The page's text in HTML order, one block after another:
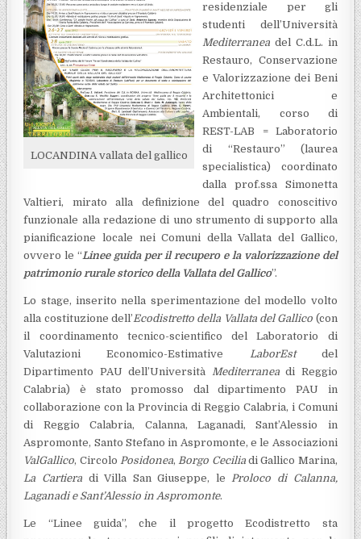
LOCANDINA vallata del gallico
residenziale per gli
studenti dell’Università
Mediterranea del C.d.L. in
Restauro, Conservazione
e Valorizzazione dei Beni
Architettonici e
Ambientali, corso di
REST-LAB = Laboratorio
di “Restauro” (laurea
specialistica) coordinato
dalla prof.ssa Simonetta
Valtieri, mirato alla definizione del quadro conoscitivo
funzionale alla redazione di uno strumento di supporto alla
pianificazione locale nei Comuni della Vallata del Gallico,
ovvero le “Linee guida per il recupero e la valorizzazione del
patrimonio rurale storico della Vallata del Gallico”.
Lo stage, inserito nella sperimentazione del modello volto
alla costituzione dell’Ecodistretto della Vallata del Gallico (con
il coordinamento tecnico-scientifico del Laboratorio di
Valutazioni Economico-Estimative LaborEstdel
Dipartimento PAU dell’Università Mediterraneadi Reggio
Calabria) è stato promosso dal dipartimento PAU in
collaborazione con la Provincia di Reggio Calabria, i Comuni
di Reggio Calabria, Calanna, Laganadi, Sant’Alessio in
Aspromonte, Santo Stefano in Aspromonte, e le Associazioni
ValGallico, CircoloPosidonea,Borgo Ceciliadi Gallico Marina,
La Cartiera di Villa San Giuseppe, leProloco di Calanna,
Laganadi e Sant’Alessio in Aspromonte.
Le “Linee guida”, che il progetto Ecodistretto sta